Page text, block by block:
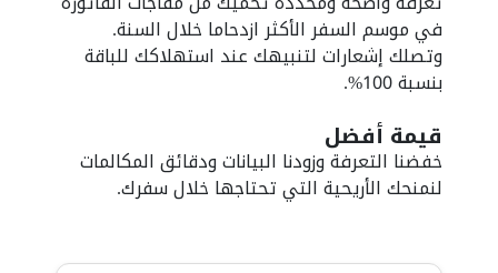
في موسم السفر الأكثر ازدحاما خلال السنة.
وتصلك إشعارات لتنبيهك عند استهلاكك للباقة
بنسبة 100%.
قيمة أفضل
خفضنا التعرفة وزودنا البيانات ودقائق المكالمات
لنمنحك الأريحية التي تحتاجها خلال سفرك.